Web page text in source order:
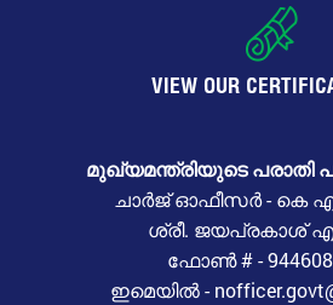
VIEW OUR
മുഖ്യമന്ത്രിയുടെ പരാതി
ചാർജ് ഓഫീസർ - കെ
ശ്രീ. ജയപ്രകാശ്
ഫോൺ # -
ഇമെയിൽ -